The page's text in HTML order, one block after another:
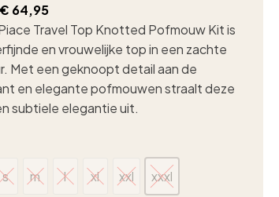
€ 64,95
Travel Top Knotted Pofmouw Kit is
en vrouwelijke top in een zachte
Met een geknoopt detail aan de
en elegante pofmouwen straalt deze
subtiele elegantie uit.
s
s
m
m
l
l
xl
xl
xxl
xxl
xxxl
xxxl